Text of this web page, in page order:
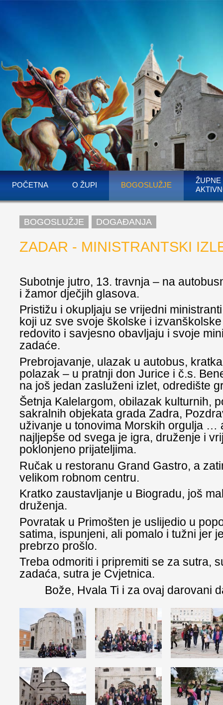
POČETNA O ŽUPI BOGOSLUŽJE
ŽUPNE
BOGOSLUŽJE DOGAĐANJA
ZADAR - MINISTRANTSKI
Subotnje jutro, 13. travnja – na
i žamor dječjih glasova.
Pristižu i okupljaju se vrijedni
koji uz sve svoje školske i
redovito i savjesno obavljaju i svoje
zadaće.
Prebrojavanje, ulazak u autobus,
polazak – u pratnji don Jurice i č.s.
na još jedan zasluženi izlet, odredište
Šetnja Kalelargom, obilazak kulturnih,
sakralnih objekata grada Zadra,
uživanje u tonovima Morskih orgulja …
najljepše od svega je igra, druženje i
poklonjeno prijateljima.
Ručak u restoranu Grand Gastro, a
velikom robnom centru.
Kratko zaustavljanje u Biogradu, još
druženja.
Povratak u Primošten je uslijedio u
satima, ispunjeni, ali pomalo i tužni jer
prebrzo prošlo.
Treba odmoriti i pripremiti se za sutra,
zadaća, sutra je Cvjetnica.
Bože, Hvala Ti i za ovaj darovani